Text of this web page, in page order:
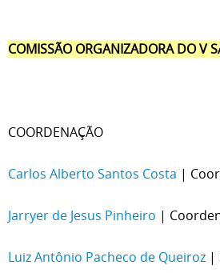
COMISSÃO ORGANIZADORA DO V
COORDENAÇÃO
Carlos Alberto Santos Costa |
Jarryer de Jesus Pinheiro |
Luiz Antônio Pacheco de Queiroz |